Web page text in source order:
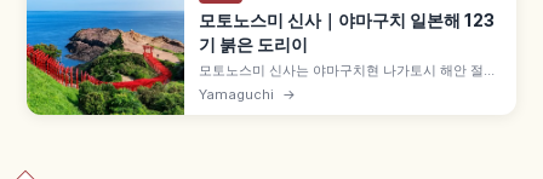
모토노스미 신사｜야마구치 일본해 123
기 붉은 도리이
모토노스미 신사는 야마구치현 나가토시 해안 절벽
위 신사로, 일본해를 향해 123기의 붉은 도리이가
이어지는 절경 명소입니다. CNN '일본에서 가장 아
Yamaguchi →